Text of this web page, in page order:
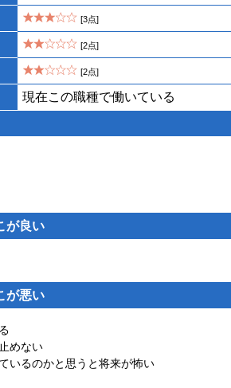
[3点]
[2点]
[2点]
現在この職種で働いている
が良い
が悪い
めない
いるのかと思うと将来が怖い